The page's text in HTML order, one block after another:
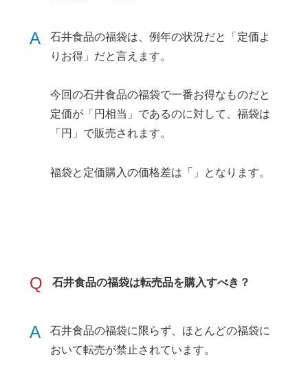
A
石井食品の福袋は、例年の状況だと「定価よ
りお得」だと言えます。
今回の石井食品の福袋で一番お得なものだと
定価が「円相当」であるのに対して、福袋は
「円」で販売されます。
福袋と定価購入の価格差は「」となります。
Q 石井食品の福袋は転売品を購入すべき？
A
石井食品の福袋に限らず、ほとんどの福袋に
おいて転売が禁止されています。